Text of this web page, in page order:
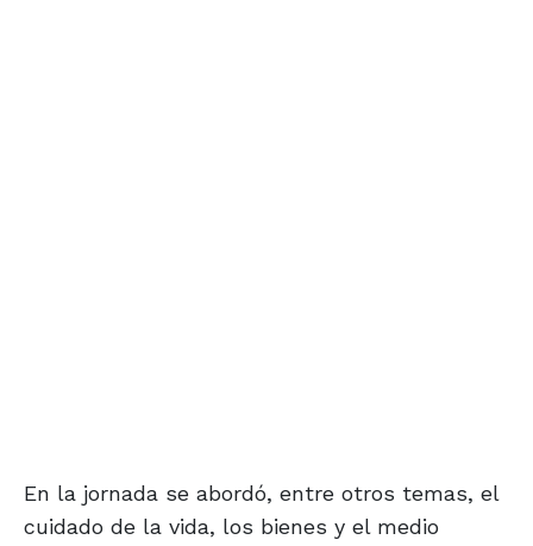
En la jornada se abordó, entre otros temas, el
cuidado de la vida, los bienes y el medio